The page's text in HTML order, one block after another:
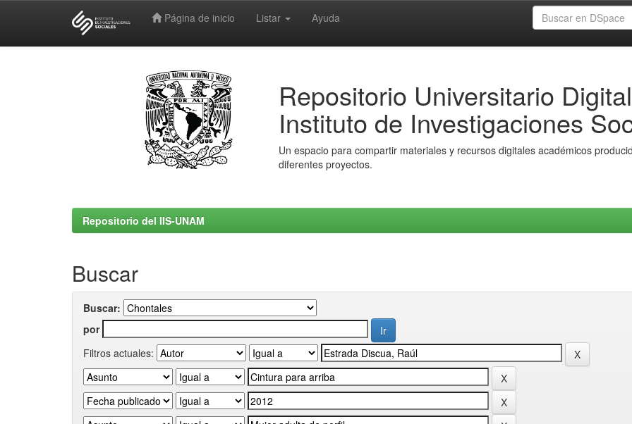
Página de inicio Listar Ayuda
Repositorio Universitario Digital
Instituto de Investigaciones
Un espacio para compartir materiales y recursos digitales académicos
diferentes proyectos.
Repositorio del IIS-UNAM
Buscar
Buscar:
por
Filtros actuales: